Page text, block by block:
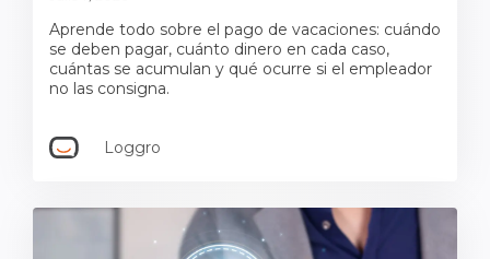
Aprende todo sobre el pago de vacaciones: cuándo
se deben pagar, cuánto dinero en cada caso,
cuántas se acumulan y qué ocurre si el empleador
no las consigna.
Loggro